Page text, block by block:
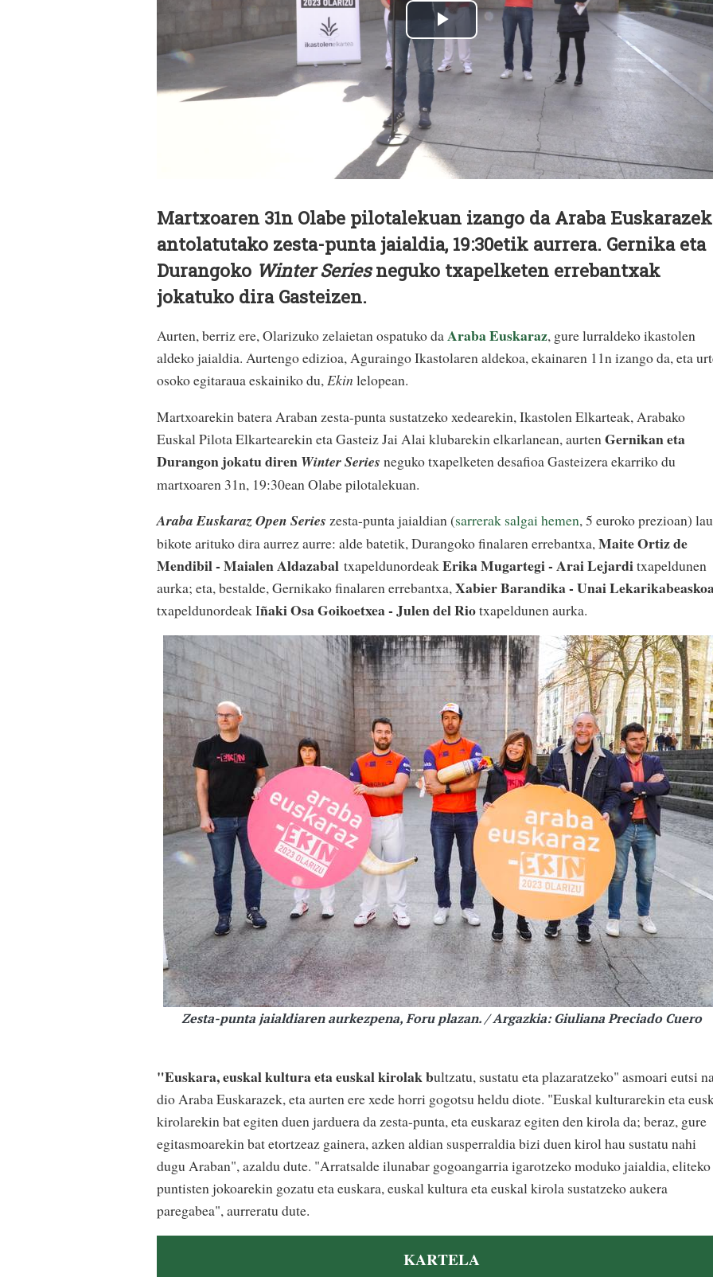
Martxoaren 31n Olabe pilotalekuan izango da Araba Euskarazek
antolatutako zesta-punta jaialdia, 19:30etik aurrera. Gernika eta
Durangoko Winter Seriesneguko txapelketen errebantxak
jokatuko dira Gasteizen.
Aurten, berriz ere, Olarizuko zelaietan ospatuko daAraba Euskaraz, gure lurraldeko ikastolen
aldeko jaialdia. Aurtengo edizioa, Aguraingo Ikastolaren aldekoa, ekainaren 11n izango da, eta
osoko egitaraua eskainiko du,Ekin lelopean.
Martxoarekin batera Araban zesta-punta sustatzeko xedearekin, Ikastolen Elkarteak, Arabako
Euskal Pilota Elkartearekin eta Gasteiz Jai Alai klubarekin elkarlanean, aurten Gernikan eta
Durangon jokatu diren Winter Series neguko txapelketen desafioa Gasteizera ekarriko du
martxoaren 31n, 19:30ean Olabe pilotalekuan.
Araba Euskaraz Open Series zesta-punta jaialdian (sarrerak salgai hemen, 5 euroko prezioan) lau
bikote arituko dira aurrez aurre: alde batetik, Durangoko finalaren errebantxa,Maite Ortiz de
Mendibil - Maialen Aldazabal txapeldunordeakErika Mugartegi - Arai Lejarditxapeldunen
aurka; eta, bestalde, Gernikako finalaren errebantxa,Xabier Barandika - Unai
txapeldunordeak Iñaki Osa Goikoetxea - Julen del Riotxapeldunen aurka.
Zesta-punta jaialdiaren aurkezpena, Foru plazan. / Argazkia: Giuliana Preciado Cuero
"Euskara, euskal kultura eta euskal kirolak bultzatu, sustatu eta plazaratzeko" asmoari eutsi
dio Araba Euskarazek, eta aurten ere xede horri gogotsu heldu diote. "Euskal kulturarekin eta
kirolarekin bat egiten duen jarduera da zesta-punta, eta euskaraz egiten den kirola da; beraz, gure
egitasmoarekin bat etortzeaz gainera, azken aldian susperraldia bizi duen kirol hau sustatu nahi
dugu Araban", azaldu dute. "Arratsalde ilunabar gogoangarria igarotzeko moduko jaialdia, eliteko
puntisten jokoarekin gozatu eta euskara, euskal kultura eta euskal kirola sustatzeko aukera
paregabea", aurreratu dute.
KARTELA